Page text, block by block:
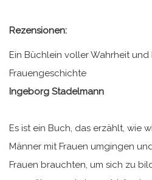
Rezensionen:
Ein Büchlein voller Wahrheit
Frauengeschichte
Ingeborg Stadelmann
Es ist ein Buch, das erzählt, wie
Männer mit Frauen umgingen
Frauen brauchten, um sich zu